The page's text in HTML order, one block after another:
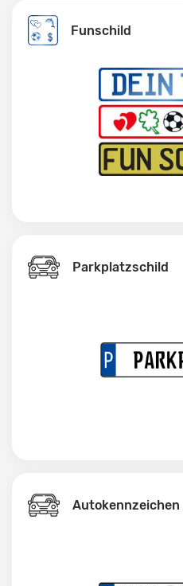
Funschild
Parkplatzschild
Autokennzeichen